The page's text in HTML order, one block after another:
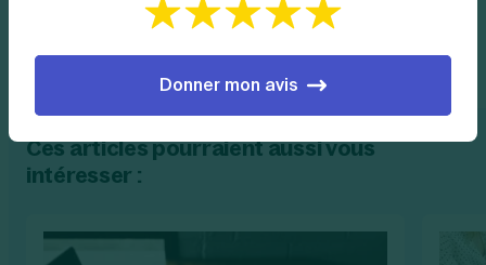
Ces articles pourraient aussi vous
intéresser :
Donner mon avis